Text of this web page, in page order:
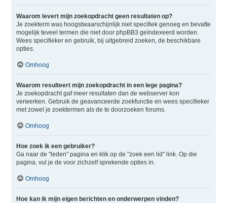
Waarom levert mijn zoekopdracht geen resultaten op?
Je zoekterm was hoogstwaarschijnlijk niet specifiek genoeg en bevatte
mogelijk teveel termen die niet door phpBB3 geïndexeerd worden.
Wees specifieker en gebruik, bij uitgebreid zoeken, de beschikbare
opties.
Omhoog
Waarom resulteert mijn zoekopdracht in een lege pagina?
Je zoekopdracht gaf meer resultaten dan de webserver kon
verwerken. Gebruik de geavanceerde zoekfunctie en wees specifieker
met zowel je zoektermen als de te doorzoeken forums.
Omhoog
Hoe zoek ik een gebruiker?
Ga naar de "leden" pagina en klik op de "zoek een lid" link. Op die
pagina, vul je de voor zichzelf sprekende opties in.
Omhoog
Hoe kan ik mijn eigen berichten en onderwerpen vinden?